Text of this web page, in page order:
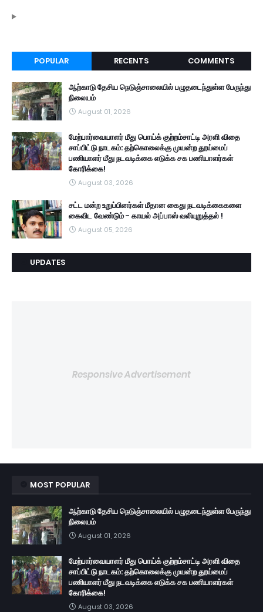
POPULAR RECENTS COMMENTS
ஆற்காடு தேசிய நெடுஞ்சாலையில் பழுதடைந்துள்ள பேருந்து
நிலையம்
August 01, 2026
மேற்பார்வையாளர் மீது பொய்க் குற்றம்சாட்டி அரளி விதை
சாப்பிட்டு நாடகம்: தற்கொலைக்கு முயன்ற தூய்மைப்
பணியாளர் மீது நடவடிக்கை எடுக்க சக பணியாளர்கள்
கோரிக்கை!
August 03, 2026
சட்ட மன்ற உறுப்பினர்கள் மீதான கைது நடவடிக்கைகளை
கைவிட வேண்டும் - காயல் அப்பாஸ் வலியுறுத்தல் !
August 05, 2026
UPDATES
Responsive Advertisement
MOST POPULAR
ஆற்காடு தேசிய நெடுஞ்சாலையில் பழுதடைந்துள்ள பேருந்து
நிலையம்
August 01, 2026
மேற்பார்வையாளர் மீது பொய்க் குற்றம்சாட்டி அரளி விதை
சாப்பிட்டு நாடகம்: தற்கொலைக்கு முயன்ற தூய்மைப்
பணியாளர் மீது நடவடிக்கை எடுக்க சக பணியாளர்கள்
கோரிக்கை!
August 03, 2026